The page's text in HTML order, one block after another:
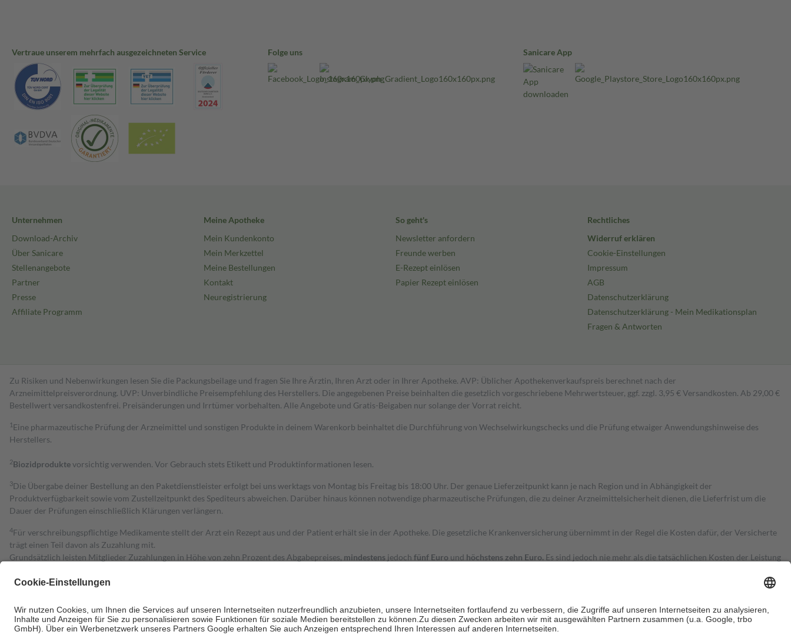
Vertraue unserem mehrfach ausgezeichneten Service Folge uns Sanicare App
Unternehmen
Download-Archiv
Über Sanicare
Stellenangebote
Partner
Presse
Affiliate Programm
Meine Apotheke
Mein Kundenkonto
Mein Merkzettel
Meine Bestellungen
Kontakt
Neuregistrierung
So geht's
Newsletter anfordern
Freunde werben
E-Rezept einlösen
Papier Rezept einlösen
Rechtliches
Widerruf erklären
Cookie-Einstellungen
Impressum
AGB
Datenschutzerklärung
Datenschutzerklärung - Mein Medikationsplan
Fragen & Antworten
Zu Risiken und Nebenwirkungen lesen Sie die Packungsbeilage und fragen Sie Ihre Ärztin, Ihren Arzt oder in Ihrer Apotheke. AVP: Üblicher Apothekenverkaufspreis berechnet nach der
Arzneimittelpreisverordnung. UVP: Unverbindliche Preisempfehlung des Herstellers. Die angegebenen Preise beinhalten die gesetzlich vorgeschriebene Mehrwertsteuer, ggf. zzgl. 3,95 € Versandkosten. Ab 29,00 €
Bestell­wert versand­kosten­frei. Preisänderungen und Irrtümer vorbehalten. Alle Angebote und Gratis-Beigaben nur solange der Vorrat reicht.
1 Eine pharmazeutische Prüfung der Arzneimittel und sonstigen Produkte in deinem Warenkorb beinhaltet die Durchführung von Wechselwirkungschecks und die Prüfung etwaiger Anwendungshinweise des
Herstellers.
2Biozidproduktevorsichtig verwenden. Vor Gebrauch stets Etikett und Produktinformationen lesen.
3Die Übergabe deiner Bestellung an den Paketdienstleister erfolgt bei uns werktags von Montag bis Freitag bis 18:00 Uhr. Der genaue Lieferzeitpunkt kann je nach Region und in Abhängigkeit der
Produktverfügbarkeit sowie vom Zustellzeitpunkt des Spediteurs abweichen. Darüber hinaus können notwendige pharmazeutische Prüfungen, die zu deiner Arzneimittelsicherheit dienen, die Lieferfrist um die
Dauer der Prüfungen einschließlich Klärungen verlängern.
4Für verschreibungspflichtige Medikamente stellt der Arzt ein Rezept aus und der Patient erhält sie in der Apotheke. Die gesetzliche Krankenversicherung übernimmt in der Regel die Kosten dafür, der Versicherte
trägt einen Teil davon als Zuzahlung mit.
Grundsätzlich leisten Mitglieder Zuzahlungen in Höhe von zehn Prozent des Abgabepreises, mindestens jedoch fünf Euro und höchstens zehn Euro. Es sind jedoch nie mehr als die tatsächlichen Kosten der Leistung
Diese Regeln gelten grundsätzlich auch für Online-Apotheken.
Um das Engagement der Versicherten für ihre eigene Gesundheit zu stärken und die besondere Stellung der Familie zu unterstützen, fallenkeine Zuzahlungen an bei:
• Kindern und Jugendlichen bis zum vollendeten 18. Lebensjahr mit Ausnahme der Fahrkosten
• Untersuchungen zur Vorsorge und Früherkennung, die von der GKV getragen werden